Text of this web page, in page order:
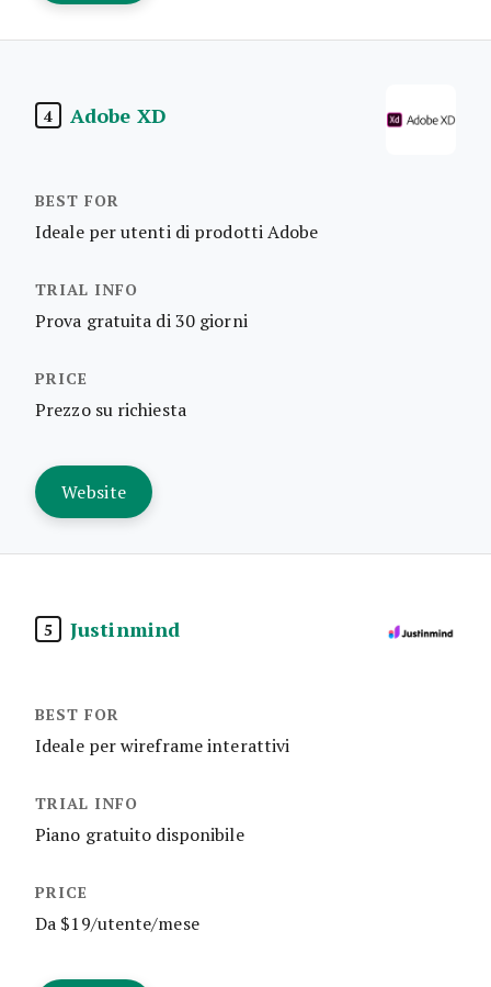
4 Adobe XD
Ideale per utenti di prodotti Adobe
Prova gratuita di 30 giorni
Prezzo su richiesta
Website
5 Justinmind
Ideale per wireframe interattivi
Piano gratuito disponibile
Da $19/utente/mese